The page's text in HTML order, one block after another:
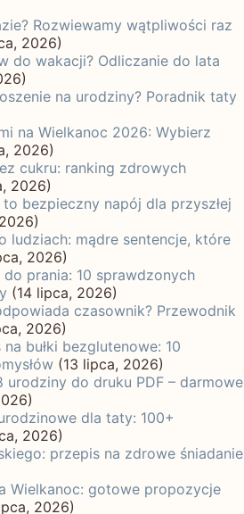
Rozwiewamy wątpliwości raz
2026)
do wakacji? Odliczanie do lata
na urodziny? Poradnik taty
na Wielkanoc 2026: Wybierz
2026)
cukru: ranking zdrowych
2026)
bezpieczny napój dla przyszłej
ludziach: mądre sentencje, które
2026)
prania: 10 sprawdzonych
(14 lipca, 2026)
czasownik? Przewodnik
2026)
bułki bezglutenowe: 10
(13 lipca, 2026)
urodziny do druku PDF – darmowe
dla taty: 100+
2026)
przepis na zdrowe śniadanie
Wielkanoc: gotowe propozycje
2026)